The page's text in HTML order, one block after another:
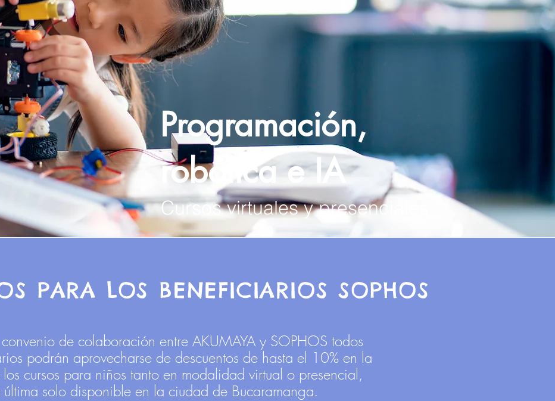
Programación,
robótica e IA
Cursos virtuales y presenciales
PARA LOS BENEFICIARIOS SOPHOS
de colaboración entre AKUMAYA y SOPHOS todos
podrán aprovecharse de descuentos de hasta el 10% en la
cursos para niños tanto en modalidad virtual o presencial,
última solo disponible en la ciudad de Bucaramanga.